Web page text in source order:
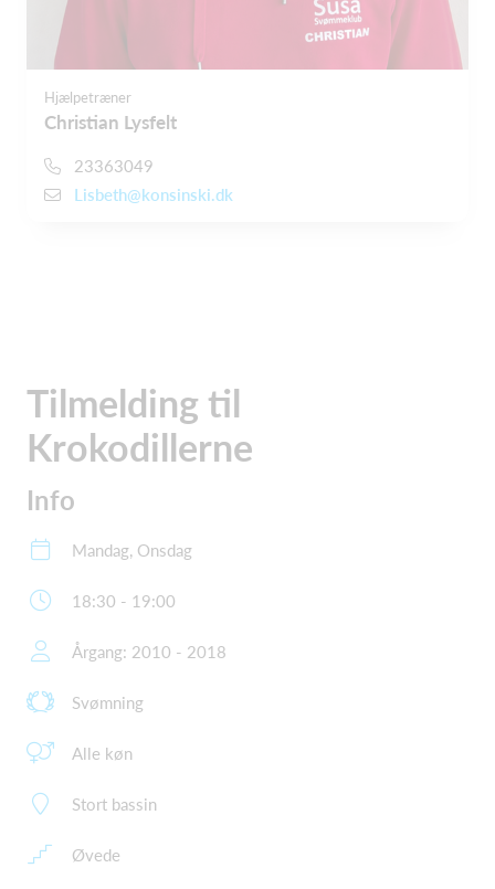
Hjælpetræner
Christian Lysfelt
23363049
Lisbeth@konsinski.dk
Tilmelding til
Krokodillerne
Info
Mandag, Onsdag
18:30 - 19:00
Årgang: 2010 - 2018
Svømning
Alle køn
Stort bassin
Øvede